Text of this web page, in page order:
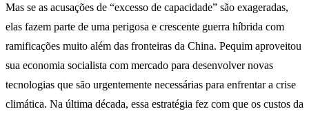
Mas se as acusações de “excesso de capacidade” são exageradas,
elas fazem parte de uma perigosa e crescente guerra híbrida com
ramificações muito além das fronteiras da China. Pequim aproveitou
sua economia socialista com mercado para desenvolver novas
tecnologias que são urgentemente necessárias para enfrentar a crise
climática. Na última década, essa estratégia fez com que os custos da